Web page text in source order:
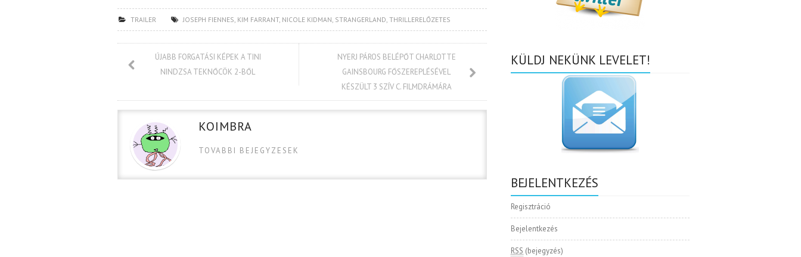
TRAILER JOSEPH FIENNES, KIM FARRANT, NICOLE KIDMAN, STRANGERLAND, THRILLERELŐZETES
ÚJABB FORGATÁSI KÉPEK A TINI
NINDZSA TEKNŐCÖK 2-BŐL
NYERJ PÁROS BELÉPŐT CHARLOTTE
GAINSBOURG FŐSZEREPLÉSÉVEL
KÉSZÜLT 3 SZÍV C. FILMDRÁMÁRA
KOIMBRA
TOVABBI BEJEGYZESEK
KÜLDJ NEKÜNK LEVELET!
BEJELENTKEZÉS
Regisztráció
Bejelentkezés
RSS (bejegyzés)